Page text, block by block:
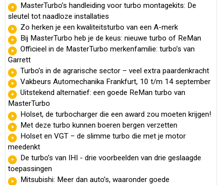
MasterTurbo’s handleiding voor turbo montagekits: De
sleutel tot naadloze installaties
Zo herken je een kwaliteitsturbo van een A-merk
Bij MasterTurbo heb je de keus: nieuwe turbo of ReMan
Officieel in de MasterTurbo merkenfamilie: turbo’s van
Garrett
Turbo’s in de agrarische sector – veel extra paardenkracht
Vakbeurs Automechanika Frankfurt, 10 t/m 14 september
Uitstekend alternatief: een goede ReMan turbo van
MasterTurbo
Holset, de turbocharger die een award zou moeten krijgen!
Met deze turbo kunnen boeren bergen verzetten
Holset en VGT – de slimme turbo die met je motor
meedenkt
De turbo’s van IHI - drie voorbeelden van drie geslaagde
toepassingen
Mitsubishi: Meer dan auto’s, waaronder goede